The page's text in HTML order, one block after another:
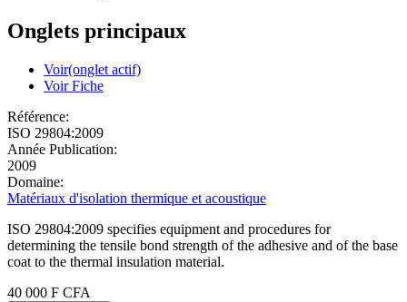
Onglets principaux
Voir(onglet actif)
Voir Fiche
Référence:
ISO 29804:2009
Année Publication:
2009
Domaine:
Matériaux d'isolation thermique et acoustique
ISO 29804:2009 specifies equipment and procedures for
determining the tensile bond strength of the adhesive and of the base
coat to the thermal insulation material.
40 000 F CFA